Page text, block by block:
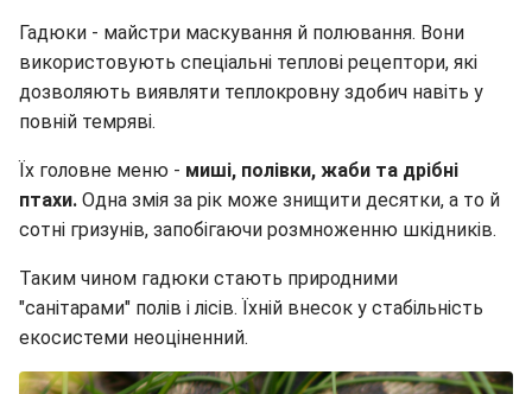
Гадюки - майстри маскування й полювання. Вони
використовують спеціальні теплові рецептори, які
дозволяють виявляти теплокровну здобич навіть у
повній темряві.
Їх головне меню - миші, полівки, жаби та дрібні
птахи. Одна змія за рік може знищити десятки, а то й
сотні гризунів, запобігаючи розмноженню шкідників.
Таким чином гадюки стають природними
"санітарами" полів і лісів. Їхній внесок у стабільність
екосистеми неоціненний.